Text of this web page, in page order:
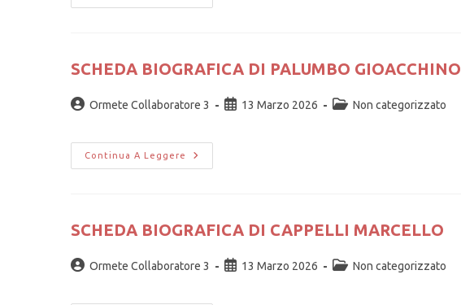
SCHEDA BIOGRAFICA DI PALUMBO GIOACCHINO
Ormete Collaboratore 3 13 Marzo 2026 Non categorizzato
Continua A Leggere
SCHEDA BIOGRAFICA DI CAPPELLI MARCELLO
Ormete Collaboratore 3 13 Marzo 2026 Non categorizzato